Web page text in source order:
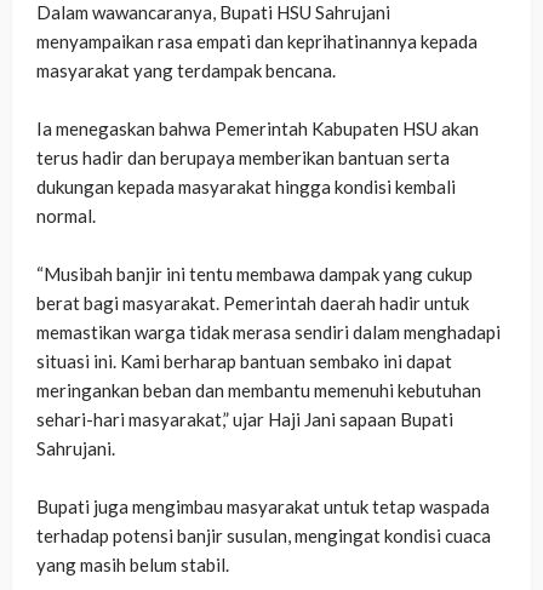
‎Dalam wawancaranya, Bupati HSU Sahrujani
menyampaikan rasa empati dan keprihatinannya kepada
masyarakat yang terdampak bencana.
‎Ia menegaskan bahwa Pemerintah Kabupaten HSU akan
terus hadir dan berupaya memberikan bantuan serta
dukungan kepada masyarakat hingga kondisi kembali
normal.
‎“Musibah banjir ini tentu membawa dampak yang cukup
berat bagi masyarakat. Pemerintah daerah hadir untuk
memastikan warga tidak merasa sendiri dalam menghadapi
situasi ini. Kami berharap bantuan sembako ini dapat
meringankan beban dan membantu memenuhi kebutuhan
sehari-hari masyarakat,” ujar Haji Jani sapaan Bupati
Sahrujani.
‎Bupati juga mengimbau masyarakat untuk tetap waspada
terhadap potensi banjir susulan, mengingat kondisi cuaca
yang masih belum stabil.